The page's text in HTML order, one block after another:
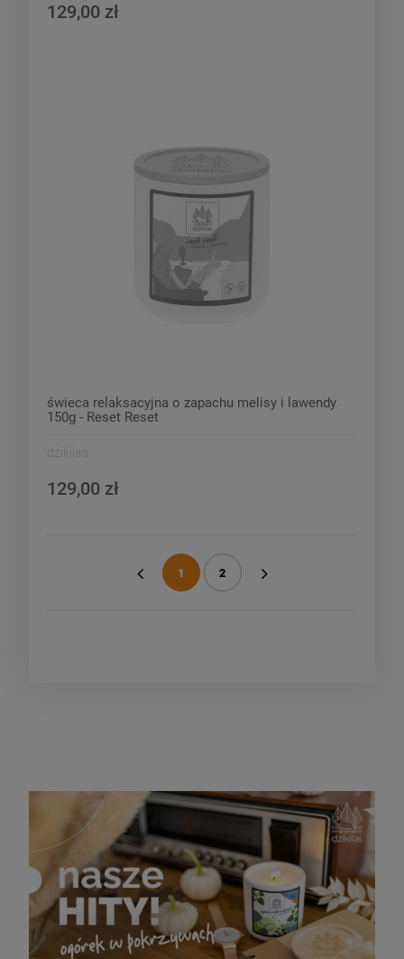
129,00 zł
świeca relaksacyjna o zapachu melisy i lawendy
150g - Reset Reset
dzikilas
129,00 zł
1 2